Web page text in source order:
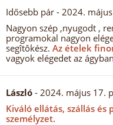
Idősebb pár - 2024.
Nagyon szép ,nyugodt ,
programokal nagyon
segîtôkész. Az ételek
vagyok elégedet az
László - 2024. május 17.
Kiváló ellátás, szállás és
személyzet.